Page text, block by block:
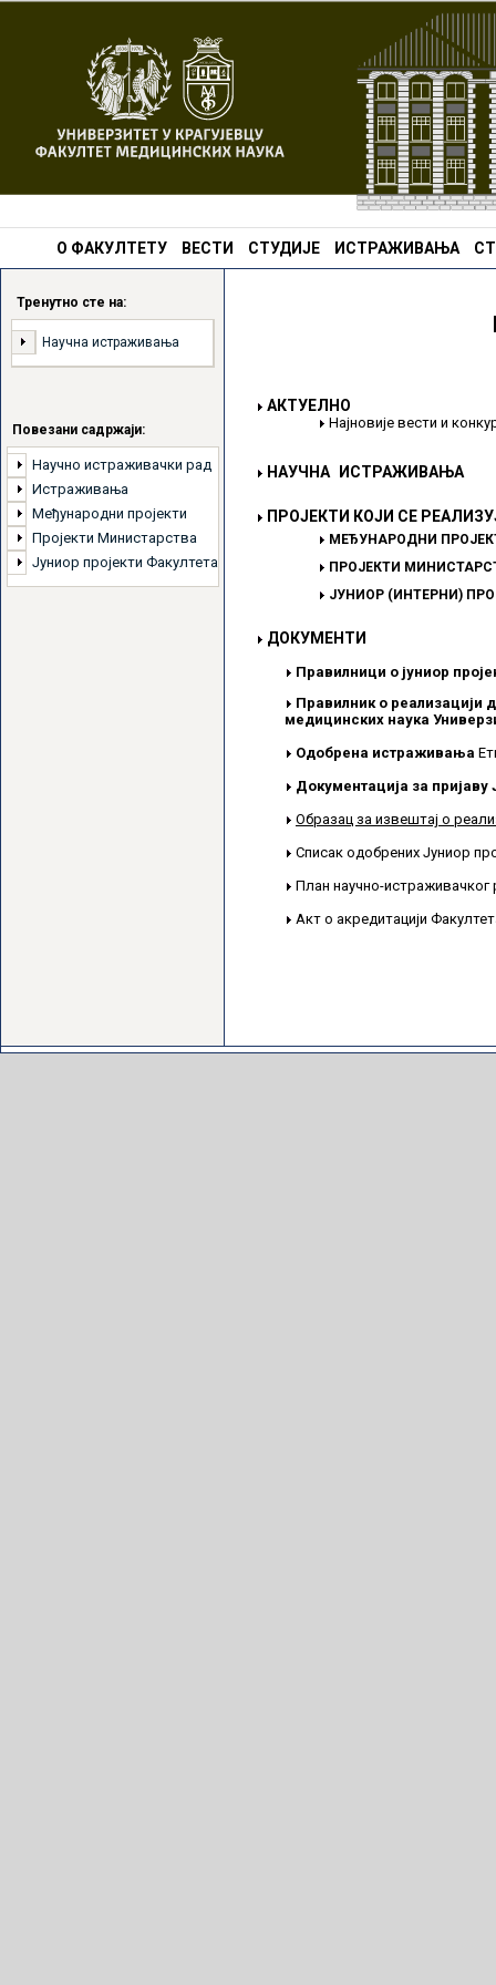
О ФАКУЛТЕТУ ВЕСТИ СТУДИЈЕ ИСТРАЖИВАЊА
Тренутно сте на:
Научна истраживања
Повезани садржаји:
Научно истраживачки рад
Истраживања
Међународни пројекти
Пројекти Министарства
Јуниор пројекти Факултета
АКТУЕЛНО
Најновије вести и
НАУЧНА ИСТРАЖИВАЊА
ПРОЈЕКТИ КОЈИ СЕ
МЕЂУНАРОДНИ
ПРОЈЕКТИ
ЈУНИОР (ИНТЕРНИ)
ДОКУМЕНТИ
Правилници о јуниор
Правилник о реализацији
медицинских наука
Одобрена истраживања
Документација за
Образац за извештај о
Списак одобрених Јуниор
План научно-истраживачког
Акт о акредитацији